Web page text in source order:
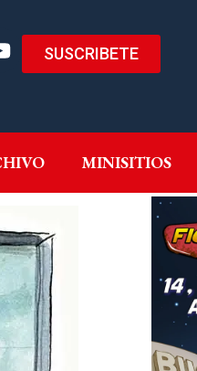
SUSCRIBETE
MINISITIOS
ARCHIVO MINISITIOS